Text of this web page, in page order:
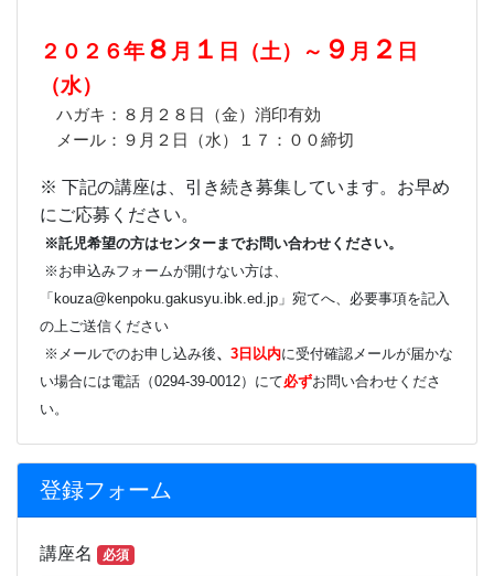
２０２６年８ 月 １ 日（土）～ ９ 月 ２ 日
（水）
ハガキ：８月２８日（金）消印有効
メール：９月２日（水）１７：００締切
※ 下記の講座は、引き続き募集しています。お早め
にご応募ください。
※託児希望の方はセンターまでお問い合わせください。
※お申込みフォームが開けない方は、
「kouza@kenpoku.gakusyu.ibk.ed.jp」宛てへ、必要事項を記入
の上ご送信ください
※メールでのお申し込み後、 3日以内に受付確認メールが届かな
い場合には電話（0294-39-0012）にて必ずお問い合わせくださ
い。
登録フォーム
（2026）講座・イベント申込フォー
講座名 必須